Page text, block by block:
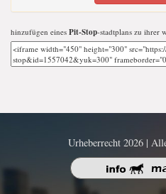
hinzufügen eines Pit-Stop-stadtplans zu ihrer
Urheberrecht 2026 |